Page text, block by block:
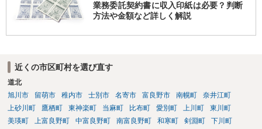
業務委託契約書に収入印紙は必要？判断
方法や金額など詳しく解説
近くの市区町村を選び直す
道北
旭川市
留萌市 稚内市 士別市 名寄市 富良野市 南幌町
奈井江町
上砂川町
鷹栖町 東神楽町 当麻町 比布町 愛別町 上川町
東川町
美瑛町
上富良野町 中富良野町 南富良野町 和寒町 剣淵町
下川町